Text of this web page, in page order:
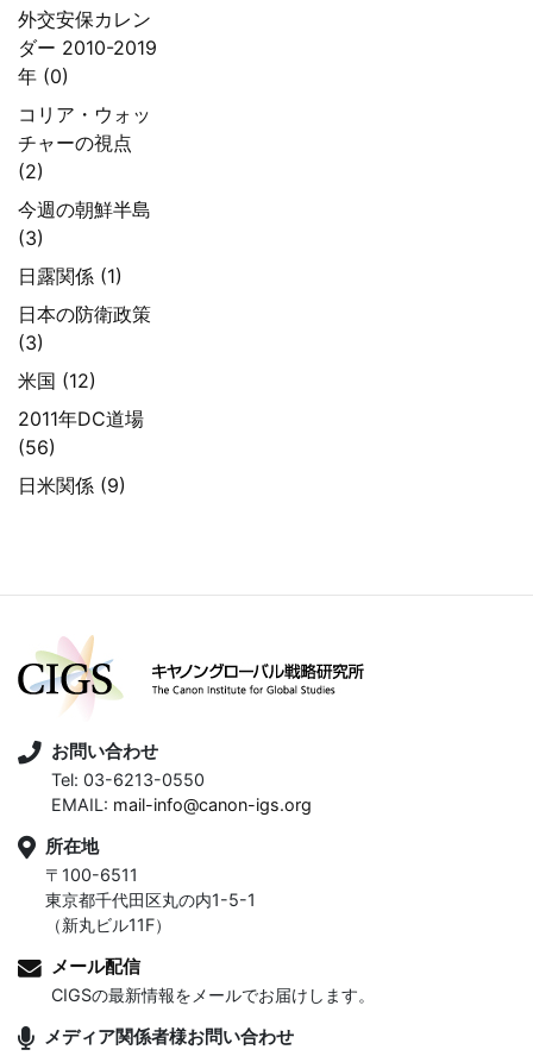
外交安保カレン
ダー 2010-2019
年 (0)
コリア・ウォッ
チャーの視点
(2)
今週の朝鮮半島
(3)
日露関係 (1)
日本の防衛政策
(3)
米国 (12)
2011年DC道場
(56)
日米関係 (9)
お問い合わせ
Tel: 03-6213-0550
EMAIL: mail-info@canon-igs.org
所在地
〒100-6511
東京都千代田区丸の内1-5-1
（新丸ビル11F）
メール配信
CIGSの最新情報をメールでお届けします。
メディア関係者様お問い合わせ